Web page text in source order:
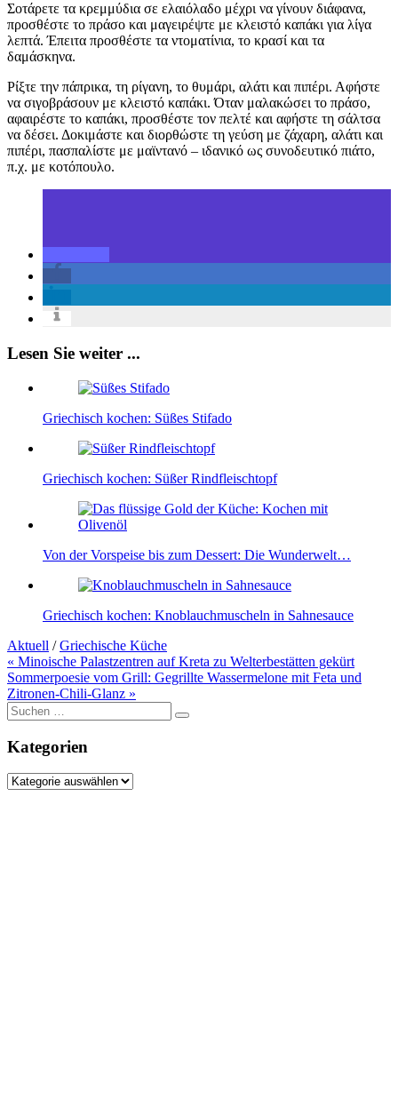
Σοτάρετε τα κρεμμύδια σε ελαιόλαδο μέχρι να γίνουν διάφανα,
προσθέστε το πράσο και μαγειρέψτε με κλειστό καπάκι για λίγα
λεπτά. Έπειτα προσθέστε τα ντοματίνια, το κρασί και τα
δαμάσκηνα.
Ρίξτε την πάπρικα, τη ρίγανη, το θυμάρι, αλάτι και πιπέρι. Αφήστε
να σιγοβράσουν με κλειστό καπάκι. Όταν μαλακώσει το πράσο,
αφαιρέστε το καπάκι, προσθέστε τον πελτέ και αφήστε τη σάλτσα
να δέσει. Δοκιμάστε και διορθώστε τη γεύση με ζάχαρη, αλάτι και
πιπέρι, πασπαλίστε με μαϊντανό – ιδανικό ως συνοδευτικό πιάτο,
π.χ. με κοτόπουλο.
Lesen Sie weiter ...
Griechisch kochen: Süßes Stifado
Griechisch kochen: Süßer Rindfleischtopf
Von der Vorspeise bis zum Dessert: Die Wunderwelt…
Griechisch kochen: Knoblauchmuscheln in Sahnesauce
Aktuell /Griechische Küche
Beitragsnavigation
« Minoische Palastzentren auf Kreta zu Welterbestätten gekürt
Sommerpoesie vom Grill: Gegrillte Wassermelone mit Feta und
Zitronen-Chili-Glanz »
Suche
nach:
Kategorien
Kategorien